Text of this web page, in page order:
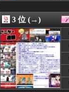
08/07 14:06
08/07 14:06
08/07 14:05
08/07 14:05
08/07 14:05
08/07 14:05
08/07 14:05
08/07 14:05
08/07 14:03
3 位 (→)